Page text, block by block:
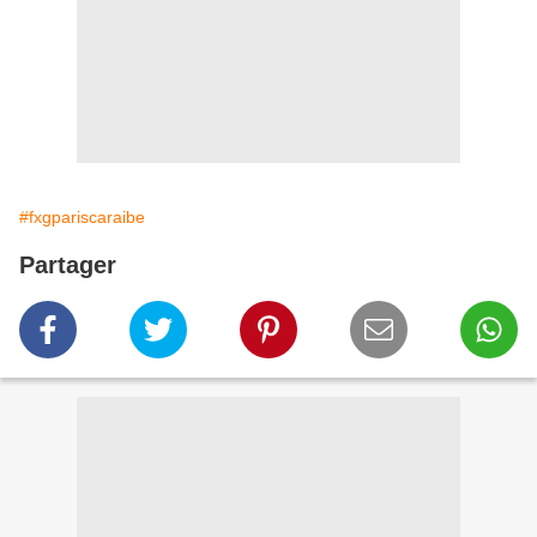
#fxgpariscaraibe
Partager